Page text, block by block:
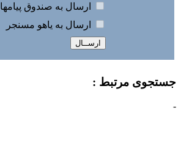
ارسال به صندوق پيامها
ارسال به ياهو مسنجر
جستجوی مرتبط :
-